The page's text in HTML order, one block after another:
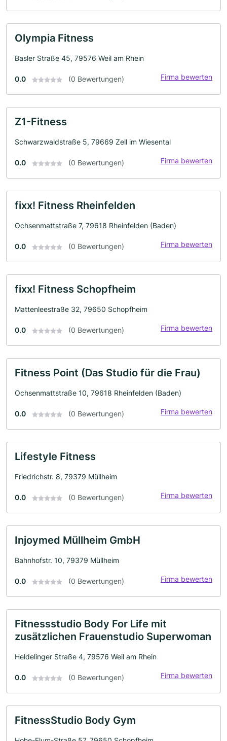
Olympia Fitness
Basler Straße 45, 79576 Weil am Rhein
0.0 (0 Bewertungen) Firma bewerten
Z1-Fitness
Schwarzwaldstraße 5, 79669 Zell im Wiesental
0.0 (0 Bewertungen) Firma bewerten
fixx! Fitness Rheinfelden
Ochsenmattstraße 7, 79618 Rheinfelden (Baden)
0.0 (0 Bewertungen) Firma bewerten
fixx! Fitness Schopfheim
Mattenleestraße 32, 79650 Schopfheim
0.0 (0 Bewertungen) Firma bewerten
Fitness Point (Das Studio für die Frau)
Ochsenmattstraße 10, 79618 Rheinfelden (Baden)
0.0 (0 Bewertungen) Firma bewerten
Lifestyle Fitness
Friedrichstr. 8, 79379 Müllheim
0.0 (0 Bewertungen) Firma bewerten
Injoymed Müllheim GmbH
Bahnhofstr. 10, 79379 Müllheim
0.0 (0 Bewertungen) Firma bewerten
Fitnessstudio Body For Life mit
zusätzlichen Frauenstudio Superwoman
Heldelinger Straße 4, 79576 Weil am Rhein
0.0 (0 Bewertungen) Firma bewerten
FitnessStudio Body Gym